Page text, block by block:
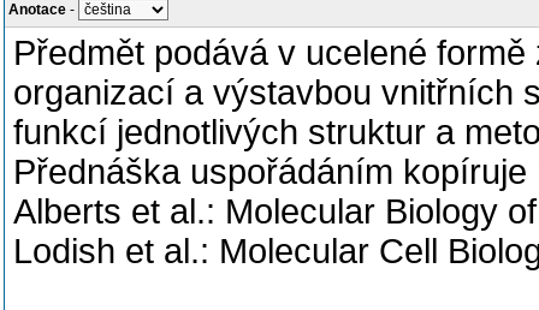
Anotace -
Předmět podává v ucelené
organizací a výstavbou vnitřních
funkcí jednotlivých struktur a
Přednáška uspořádáním
Alberts et al.: Molecular Biology
Lodish et al.: Molecular Cell